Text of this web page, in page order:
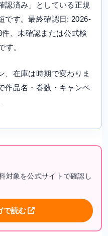
認済み」としている正規
です。最終確認日: 2026-
、未確認または公式検
す。
、在庫は時期で変わりま
作品名・巻数・キャンペ
対象を公式サイトで確認し
で読む